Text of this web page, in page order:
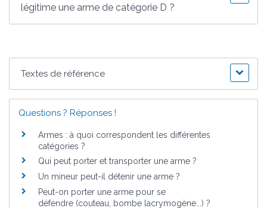
légitime une arme de catégorie D ?
Textes de référence
Questions ? Réponses !
Armes : à quoi correspondent les différentes
catégories ?
Qui peut porter et transporter une arme ?
Un mineur peut-il détenir une arme ?
Peut-on porter une arme pour se
défendre (couteau, bombe lacrymogène...) ?